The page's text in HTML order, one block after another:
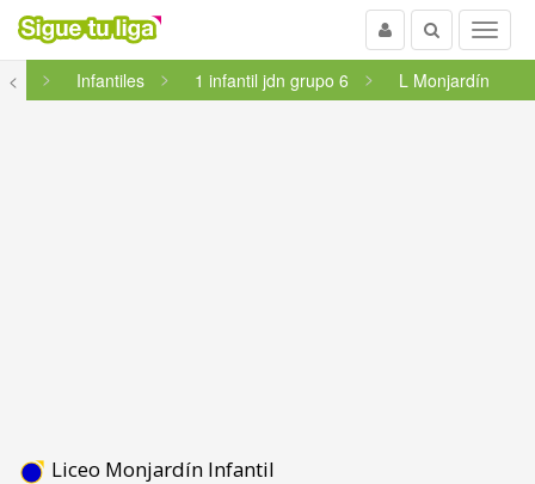
Menu
Buscar
Usuario
<
Infantiles 1 infantil jdn grupo 6 L Monjardín
Liceo Monjardín Infantil